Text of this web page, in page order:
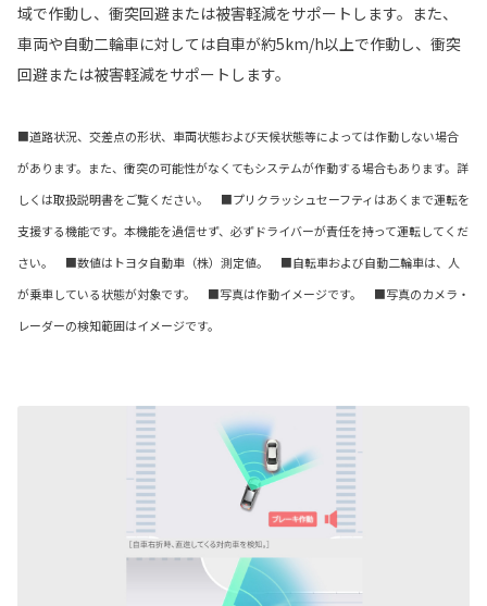
域で作動し、衝突回避または被害軽減をサポートします。また、
車両や自動二輪車に対しては自車が約5km/h以上で作動し、衝突
回避または被害軽減をサポートします。
■道路状況、交差点の形状、車両状態および天候状態等によっては作動しない場合
があります。また、衝突の可能性がなくてもシステムが作動する場合もあります。詳
しくは取扱説明書をご覧ください。 ■プリクラッシュセーフティはあくまで運転を
支援する機能です。本機能を過信せず、必ずドライバーが責任を持って運転してくだ
さい。 ■数値はトヨタ自動車（株）測定値。 ■自転車および自動二輪車は、人
が乗車している状態が対象です。 ■写真は作動イメージです。 ■写真のカメラ・
レーダーの検知範囲はイメージです。